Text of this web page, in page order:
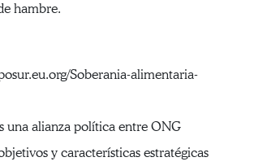
hambre.
Soberania-alimentaria-
una alianza política entre ONG
y características estratégicas